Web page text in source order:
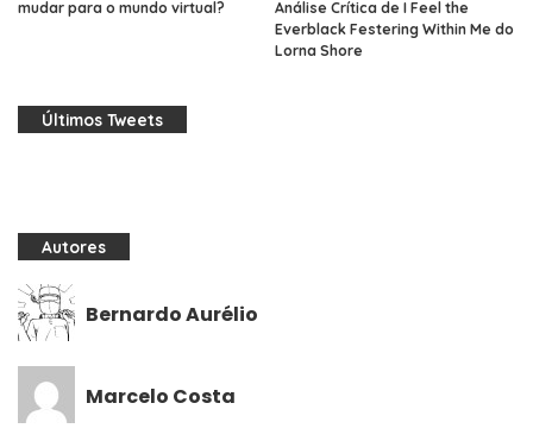
mudar para o mundo virtual?
Análise Crítica de I Feel the
Everblack Festering Within Me do
Lorna Shore
Últimos Tweets
Autores
Bernardo Aurélio
Marcelo Costa